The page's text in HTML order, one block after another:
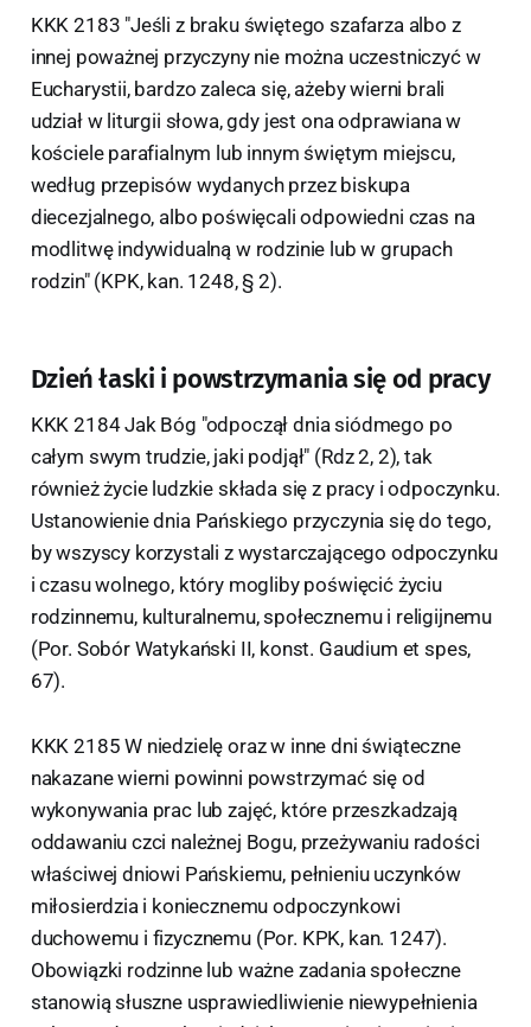
KKK 2183 "Jeśli z braku świętego szafarza albo z
innej poważnej przyczyny nie można uczestniczyć w
Eucharystii, bardzo zaleca się, ażeby wierni brali
udział w liturgii słowa, gdy jest ona odprawiana w
kościele parafialnym lub innym świętym miejscu,
według przepisów wydanych przez biskupa
diecezjalnego, albo poświęcali odpowiedni czas na
modlitwę indywidualną w rodzinie lub w grupach
rodzin" (KPK, kan. 1248, § 2).
Dzień łaski i powstrzymania się od pracy
KKK 2184 Jak Bóg "odpoczął dnia siódmego po
całym swym trudzie, jaki podjął" (Rdz 2, 2), tak
również życie ludzkie składa się z pracy i odpoczynku.
Ustanowienie dnia Pańskiego przyczynia się do tego,
by wszyscy korzystali z wystarczającego odpoczynku
i czasu wolnego, który mogliby poświęcić życiu
rodzinnemu, kulturalnemu, społecznemu i religijnemu
(Por. Sobór Watykański II, konst. Gaudium et spes,
67).
KKK 2185 W niedzielę oraz w inne dni świąteczne
nakazane wierni powinni powstrzymać się od
wykonywania prac lub zajęć, które przeszkadzają
oddawaniu czci należnej Bogu, przeżywaniu radości
właściwej dniowi Pańskiemu, pełnieniu uczynków
miłosierdzia i koniecznemu odpoczynkowi
duchowemu i fizycznemu (Por. KPK, kan. 1247).
Obowiązki rodzinne lub ważne zadania społeczne
stanowią słuszne usprawiedliwienie niewypełnienia